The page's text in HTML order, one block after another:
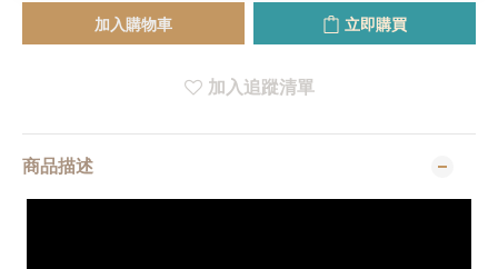
加入購物車 立即購買
加入追蹤清單
商品描述